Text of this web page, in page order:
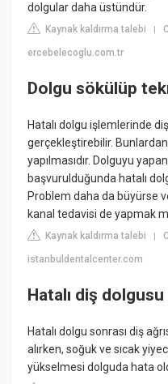
dolgular daha üstündür.
Kaynak kaldırma talebi |
ercebelecoglu.com.tr
Dolgu sökülüp
Hatalı dolgu işlemlerinde
gerçekleştirebilir.
yapılmasıdır. Dolguyu
başvurulduğunda hatalı
Problem daha da büyürse
kanal tedavisi de yapmak
Kaynak kaldırma talebi |
istanbuldentalcenter.com
Hatalı diş dolgusu
Hatalı dolgu sonrası diş
alırken, soğuk ve sıcak
yükselmesi dolguda hata